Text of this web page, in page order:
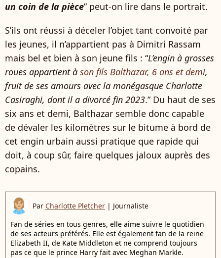
un coin de la pièce” peut-on lire dans le portrait.
S’ils ont réussi à déceler l’objet tant convoité par
les jeunes, il n’appartient pas à Dimitri Rassam
mais bel et bien à son jeune fils : “L’engin à grosses
roues appartient à son fils Balthazar, 6 ans et demi,
fruit de ses amours avec la monégasque Charlotte
Casiraghi, dont il a divorcé fin 2023.” Du haut de ses
six ans et demi, Balthazar semble donc capable
de dévaler les kilomètres sur le bitume à bord de
cet engin urbain aussi pratique que rapide qui
doit, à coup sûr, faire quelques jaloux auprès des
copains.
Par Charlotte Pletcher | Journaliste
Fan de séries en tous genres, elle aime suivre le quotidien
de ses acteurs préférés. Elle est également fan de la reine
Elizabeth II, de Kate Middleton et ne comprend toujours
pas ce que le prince Harry fait avec Meghan Markle.